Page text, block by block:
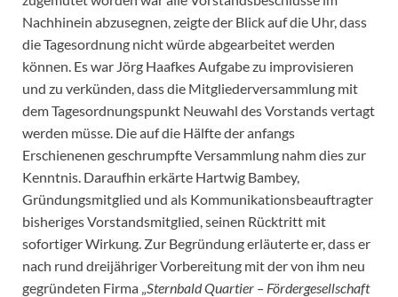
Nachhinein abzusegnen, zeigte der Blick auf die Uhr, dass
die Tagesordnung nicht würde abgearbeitet werden
können. Es war Jörg Haafkes Aufgabe zu improvisieren
und zu verkünden, dass die Mitgliederversammlung mit
dem Tagesordnungspunkt Neuwahl des Vorstands vertagt
werden müsse. Die auf die Hälfte der anfangs
Erschienenen geschrumpfte Versammlung nahm dies zur
Kenntnis. Daraufhin erkärte Hartwig Bambey,
Gründungsmitglied und als Kommunikationsbeauftragter
bisheriges Vorstandsmitglied, seinen Rücktritt mit
sofortiger Wirkung. Zur Begründung erläuterte er, dass er
nach rund dreijähriger Vorbereitung mit der von ihm neu
gegründeten Firma „ Sternbald Quartier – Fördergesellschaft